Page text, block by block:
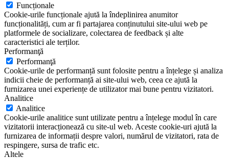
Funcționale
Cookie-urile funcționale ajută la îndeplinirea anumitor
funcționalități, cum ar fi partajarea conținutului site-ului web pe
platformele de socializare, colectarea de feedback și alte
caracteristici ale terților.
Performanţă
Performanţă
Cookie-urile de performanță sunt folosite pentru a înțelege și analiza
indicii cheie de performanță ai site-ului web, ceea ce ajută la
furnizarea unei experiențe de utilizator mai bune pentru vizitatori.
Analitice
Analitice
Cookie-urile analitice sunt utilizate pentru a înțelege modul în care
vizitatorii interacționează cu site-ul web. Aceste cookie-uri ajută la
furnizarea de informații despre valori, numărul de vizitatori, rata de
respingere, sursa de trafic etc.
Altele